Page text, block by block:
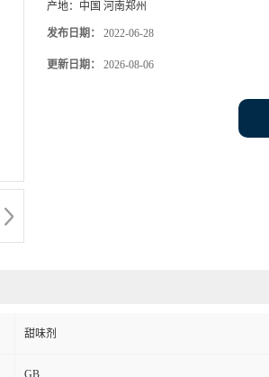
产地： 中国 河南郑州
发布日期： 2022-06-28
更新日期： 2026-08-06
甜味剂
GB